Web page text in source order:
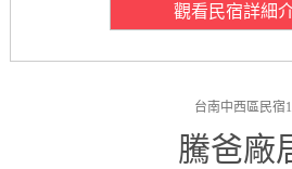
觀看民宿詳細
台南中西區民宿1
騰爸廠